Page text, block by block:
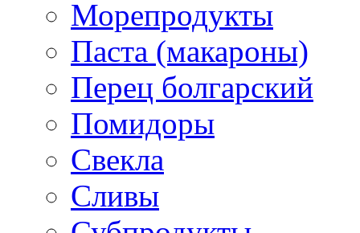
Морепродукты
Паста (макароны)
Перец болгарский
Помидоры
Свекла
Сливы